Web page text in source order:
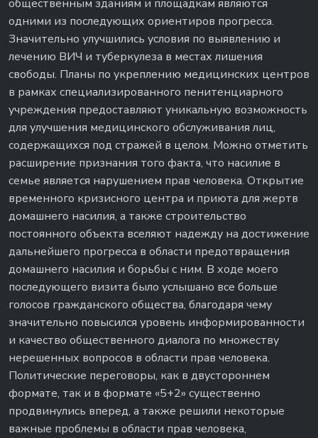
общественным зданиям и площадкам являются
одними из последующих ориентиров прогресса.
Значительно улучшились условия по выявлению и
лечению ВИЧ и туберкулеза в местах лишения
свободы. Планы по укреплению медицинских центров
в рамках специализированного пенитенциарного
учреждения предоставляют уникальную возможность
для улучшения медицинского обслуживания лиц,
содержащихся под стражей в целом. Можно отметить
расширение признания того факта, что насилие в
семье является нарушением прав человека. Открытие
временного кризисного центра и приюта для жертв
домашнего насилия, а также строительство
постоянного объекта вселяют надежду на достижение
дальнейшего прогресса в области предотвращения
домашнего насилия и борьбы с ним. В ходе моего
последующего визита было услышано все больше
голосов гражданского общества, благодаря чему
значительно повысился уровень информированности
и качество общественного диалога по множеству
нерешенных вопросов в области прав человека.
Политические переговоры, как в двустороннем
формате, так и в формате «5+2» существенно
продвинулись вперед, а также решили некоторые
важные проблемы в области прав человека,